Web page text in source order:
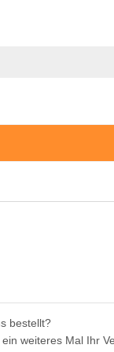
bestellt?
weiteres Mal Ihr